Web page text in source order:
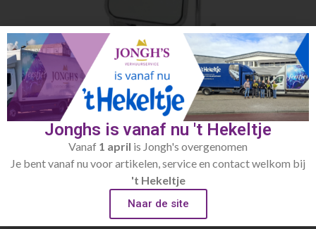
Click to enlarge
Inrichting / diversen Diversen (inrichting)
Jonghs is vanaf nu 't Hekeltje
Vanaf 1 april is Jongh's overgenomen
Je bent vanaf nu voor artikelen, service en contact welkom bij
't Hekeltje
Naar de site